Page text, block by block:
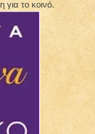
το κοινό.